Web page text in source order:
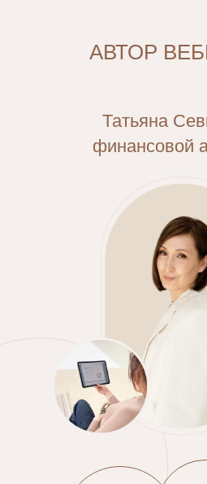
АВТОР
Татьяна
финансовой